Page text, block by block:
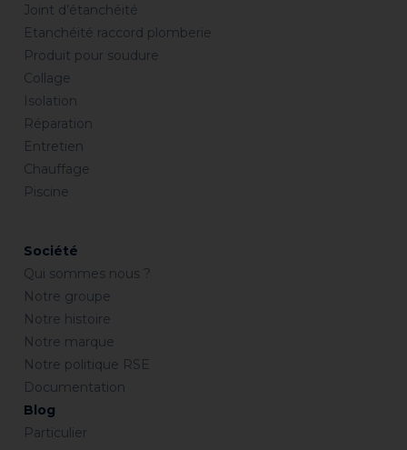
Joint d’étanchéité
Etanchéité raccord plomberie
Produit pour soudure
Collage
Isolation
Réparation
Entretien
Chauffage
Piscine
Société
Qui sommes nous ?
Notre groupe
Notre histoire
Notre marque
Notre politique RSE
Documentation
Blog
Particulier